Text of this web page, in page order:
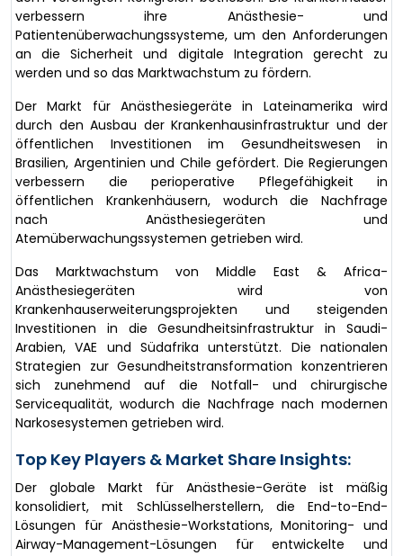
verbessern ihre Anästhesie- und
Patientenüberwachungssysteme, um den Anforderungen
an die Sicherheit und digitale Integration gerecht zu
werden und so das Marktwachstum zu fördern.
Der Markt für Anästhesiegeräte in Lateinamerika wird
durch den Ausbau der Krankenhausinfrastruktur und der
öffentlichen Investitionen im Gesundheitswesen in
Brasilien, Argentinien und Chile gefördert. Die Regierungen
verbessern die perioperative Pflegefähigkeit in
öffentlichen Krankenhäusern, wodurch die Nachfrage
nach Anästhesiegeräten und
Atemüberwachungssystemen getrieben wird.
Das Marktwachstum von Middle East & Africa-
Anästhesiegeräten wird von
Krankenhauserweiterungsprojekten und steigenden
Investitionen in die Gesundheitsinfrastruktur in Saudi-
Arabien, VAE und Südafrika unterstützt. Die nationalen
Strategien zur Gesundheitstransformation konzentrieren
sich zunehmend auf die Notfall- und chirurgische
Servicequalität, wodurch die Nachfrage nach modernen
Narkosesystemen getrieben wird.
Top Key Players & Market Share Insights:
Der globale Markt für Anästhesie-Geräte ist mäßig
konsolidiert, mit Schlüsselherstellern, die End-to-End-
Lösungen für Anästhesie-Workstations, Monitoring- und
Airway-Management-Lösungen für entwickelte und